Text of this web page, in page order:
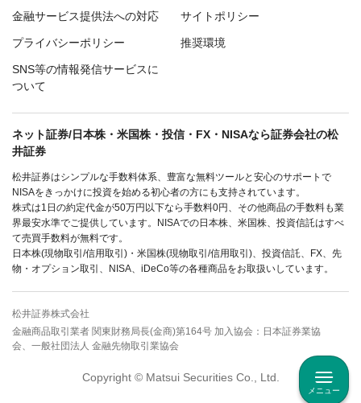
メニュー
金融サービス提供法への対応 サイトポリシー
プライバシーポリシー 推奨環境
SNS等の情報発信サービスに
ついて
ネット証券/日本株・米国株・投信・FX・NISAなら証券会社の松
井証券
松井証券はシンプルな手数料体系、豊富な無料ツールと安心のサポートで
NISAをきっかけに投資を始める初心者の方にも支持されています。
株式は1日の約定代金が50万円以下なら手数料0円、その他商品の手数料も業
界最安水準でご提供しています。NISAでの日本株、米国株、投資信託はすべ
て売買手数料が無料です。
日本株(現物取引/信用取引)・米国株(現物取引/信用取引)、投資信託、FX、先
物・オプション取引、NISA、iDeCo等の各種商品をお取扱いしています。
松井証券株式会社
金融商品取引業者 関東財務局長(金商)第164号 加入協会：日本証券業協
会、一般社団法人 金融先物取引業協会
Copyright © Matsui Securities Co., Ltd.